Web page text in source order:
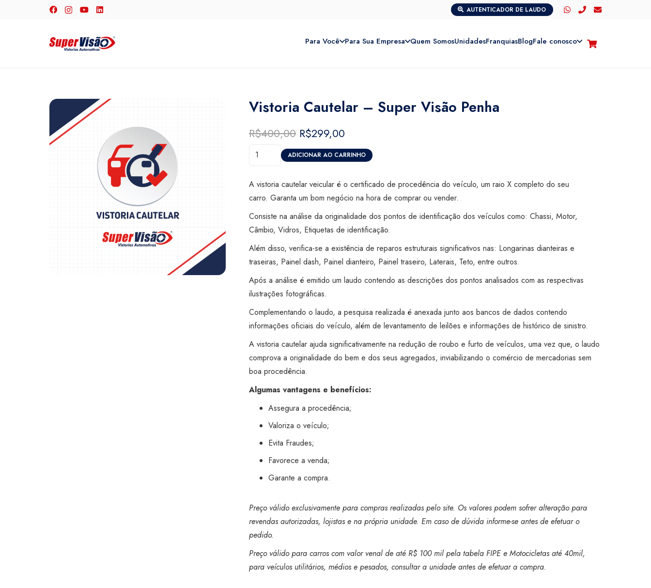
AUTENTICADOR DE LAUDO
Para Você Para Sua Empresa Quem SomosUnidadesFranquiasBlogFale conosco
Vistoria Cautelar – Super Visão Penha
R$400,00 O
preço
original
R$400,00.
R$299,00
preço
atual
R$299,00.
Vistoria
Penha
quantidade
ADICIONAR AO CARRINHO
A vistoria cautelar veicular é o certificado de procedência do veículo, um raio X completo do seu
carro. Garanta um bom negócio na hora de comprar ou vender.
Consiste na análise da originalidade dos pontos de identificação dos veículos como: Chassi, Motor,
Câmbio, Vidros, Etiquetas de identificação.
Além disso, verifica-se a existência de reparos estruturais significativos nas: Longarinas dianteiras e
traseiras, Painel dash, Painel dianteiro, Painel traseiro, Laterais, Teto, entre outros.
Após a análise é emitido um laudo contendo as descrições dos pontos analisados com as respectivas
ilustrações fotográficas.
Complementando o laudo, a pesquisa realizada é anexada junto aos bancos de dados contendo
informações oficiais do veículo, além de levantamento de leilões e informações de histórico de sinistro.
A vistoria cautelar ajuda significativamente na redução de roubo e furto de veículos, uma vez que, o laudo
comprova a originalidade do bem e dos seus agregados, inviabilizando o comércio de mercadorias sem
boa procedência.
Algumas vantagens e benefícios:
Assegura a procedência;
Valoriza o veículo;
Evita Fraudes;
Favorece a venda;
Garante a compra.
Preço válido exclusivamente para compras realizadas pelo site. Os valores podem sofrer alteração para
revendas autorizadas, lojistas e na própria unidade. Em caso de dúvida informe-se antes de efetuar o
pedido.
Preço válido para carros com valor venal de até R$ 100 mil pela tabela FIPE e Motocicletas até 40mil,
para veículos utilitários, médios e pesados, consultar a unidade antes de efetuar a compra.